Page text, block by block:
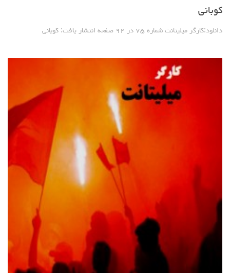
کوبانی
دانلود:‌کارگر میلیتانت شماره ۷۵ در ۹۲ صفحه انتشار یافت: کوبانی